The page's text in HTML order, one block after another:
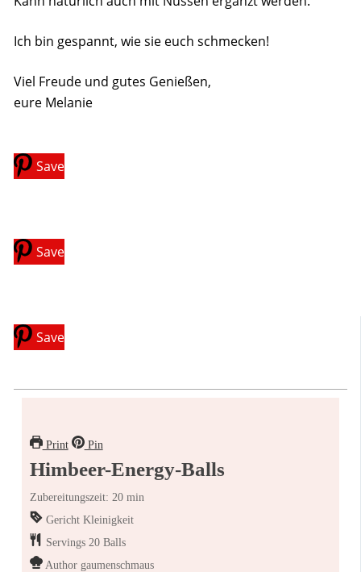
Ich bin gespannt, wie sie euch schmecken!
Viel Freude und gutes Genießen,
eure Melanie
Save
Save
Save
Print Pin
Himbeer-Energy-Balls
Zubereitungszeit: 20 min
Gericht Kleinigkeit
Servings 20 Balls
Author gaumenschmaus